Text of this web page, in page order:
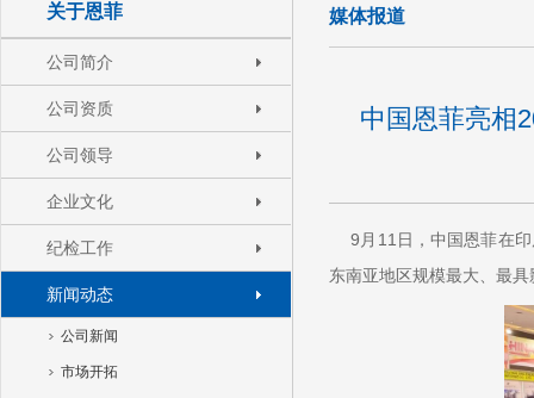
关于恩菲
公司简介
公司资质
公司领导
企业文化
纪检工作
新闻动态
公司新闻
市场开拓
媒体报道
中国恩菲亮相
9月11日，中国恩菲在印
东南亚地区规模最大、最